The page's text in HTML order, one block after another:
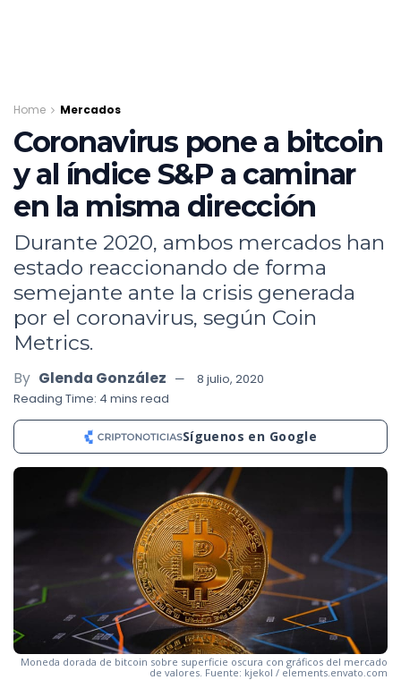
Home Mercados
Coronavirus pone a bitcoin
y al índice S&P a caminar
en la misma dirección
Durante 2020, ambos mercados han
estado reaccionando de forma
semejante ante la crisis generada
por el coronavirus, según Coin
Metrics.
By Glenda González
8 julio, 2020
Reading Time: 4 mins read
Síguenos en Google
Moneda dorada de bitcoin sobre superficie oscura con gráficos del mercado
de valores. Fuente: kjekol / elements.envato.com